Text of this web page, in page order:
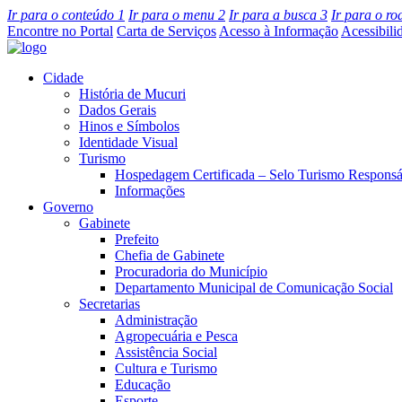
Ir para o conteúdo 1 Ir para o menu 2 Ir para a busca 3 Ir para o
Encontre no Portal Carta de Serviços Acesso à Informação
Cidade
História de Mucuri
Dados Gerais
Hinos e Símbolos
Identidade Visual
Turismo
Hospedagem Certificada – Selo Turismo
Informações
Governo
Gabinete
Prefeito
Chefia de Gabinete
Procuradoria do Município
Departamento Municipal de Comunicação Social
Secretarias
Administração
Agropecuária e Pesca
Assistência Social
Cultura e Turismo
Educação